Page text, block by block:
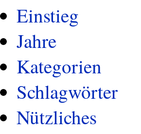
Einstieg
Jahre
Kategorien
Schlagwörter
Nützliches